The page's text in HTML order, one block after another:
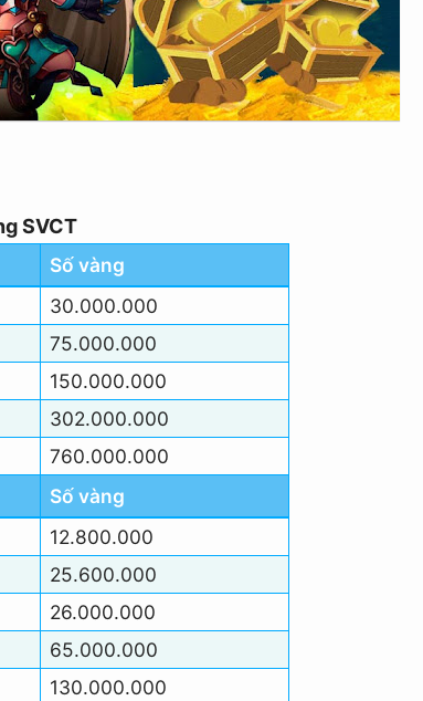
SVCT
Số vàng
30.000.000
75.000.000
150.000.000
302.000.000
760.000.000
Số vàng
12.800.000
25.600.000
26.000.000
65.000.000
130.000.000